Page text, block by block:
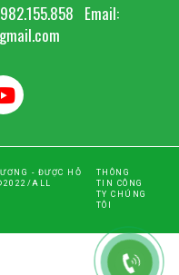
Email:
- ĐƯỢC HỖ
ALL
THÔNG
TIN CÔNG
TY CHÚNG
TÔI